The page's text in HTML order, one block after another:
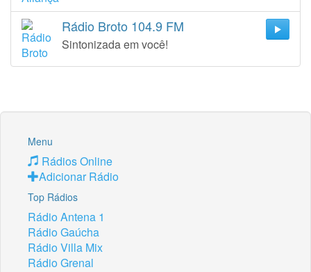
Rádio Broto 104.9 FM
Sintonizada em você!
Menu
Rádios Online
Adicionar Rádio
Top Rádios
Rádio Antena 1
Rádio Gaúcha
Rádio Villa Mix
Rádio Grenal